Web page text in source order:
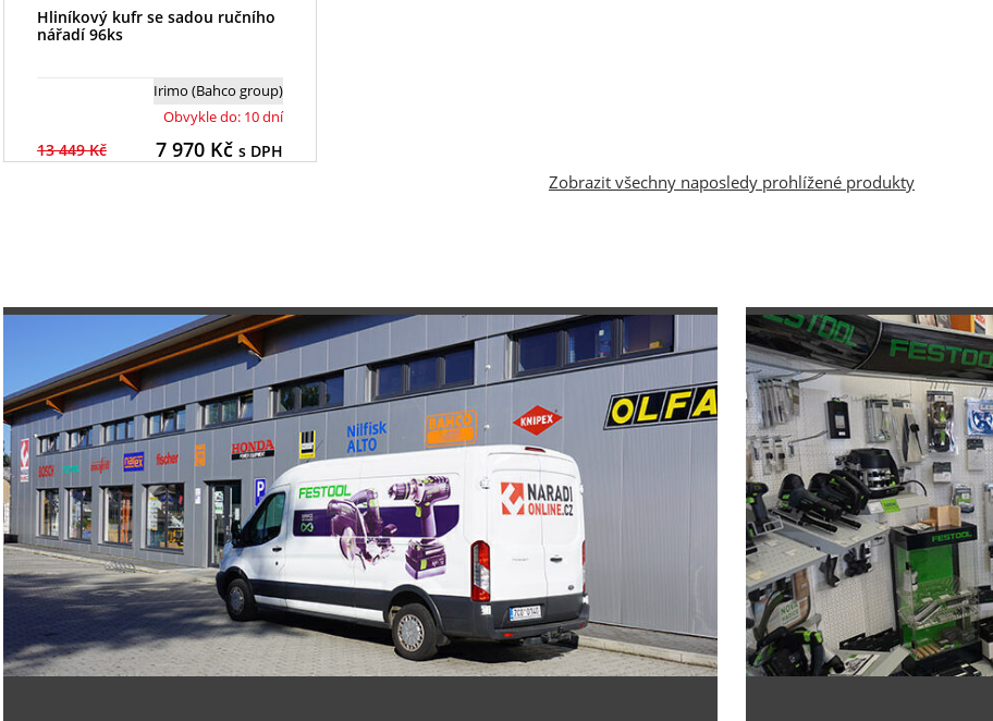
Hliníkový kufr se sadou ručního
nářadí 96ks
Irimo (Bahco group)
Obvykle do: 10 dní
13 449 Kč 7 970Kč s DPH
Zobrazit všechny naposledy prohlížené produkty